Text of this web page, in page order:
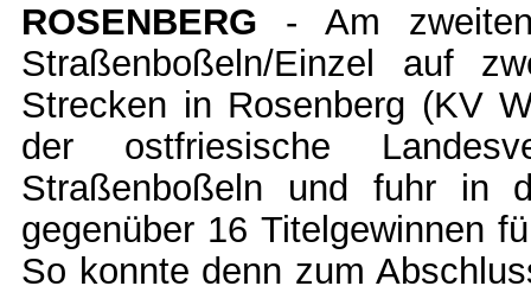
ROSENBERG - Am
Straßenboßeln/Einzel auf
Strecken in Rosenberg (KV
der ostfriesische
Straßenboßeln und fuhr in
gegenüber 16 Titelgewinnen
So konnte denn zum